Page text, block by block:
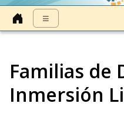
≡
Familias de
Inmersión